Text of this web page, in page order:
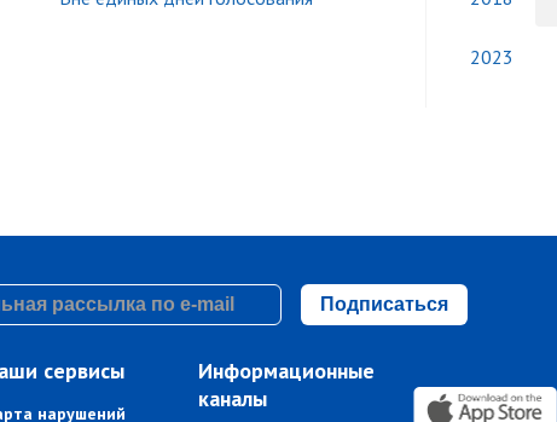
2023
Подписаться
сервисы
нарушений
Информационные
каналы